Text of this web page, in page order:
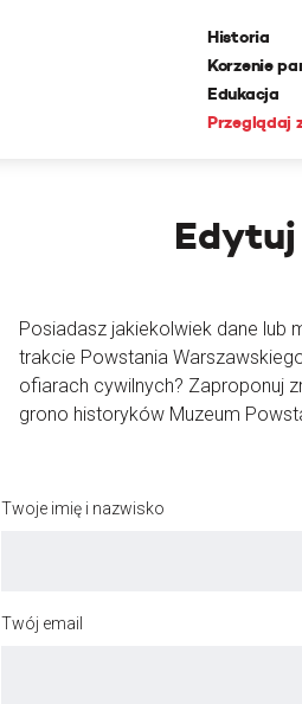
Historia
Korzenie
Edukacja
Przeglądaj
Edytuj
Posiadasz jakiekolwiek dane lub
trakcie Powstania
ofiarach cywilnych? Zaproponuj
grono historyków Muzeum
Twoje imię i nazwisko
Twój email